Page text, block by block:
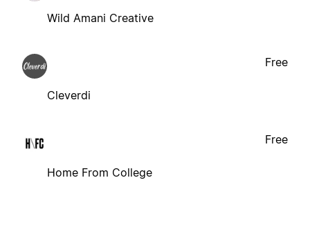
Wild Amani Creative
Cleverdi
Free
Home From College
Free